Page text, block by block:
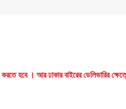
হবে । আর ঢাকার বাইরের ডেলিভারির